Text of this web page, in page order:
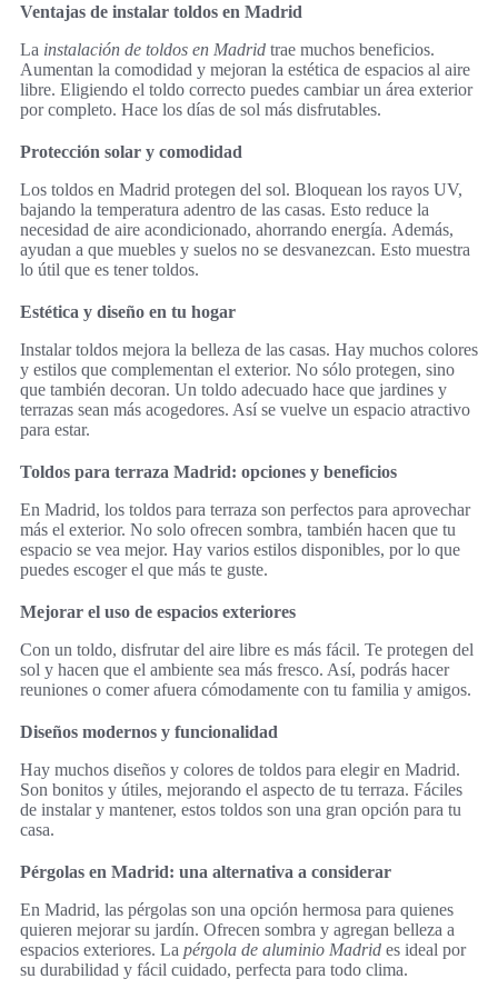
Ventajas de instalar toldos en Madrid
La instalación de toldos en Madrid trae muchos beneficios.
Aumentan la comodidad y mejoran la estética de espacios al aire
libre. Eligiendo el toldo correcto puedes cambiar un área exterior
por completo. Hace los días de sol más disfrutables.
Protección solar y comodidad
Los toldos en Madrid protegen del sol. Bloquean los rayos UV,
bajando la temperatura adentro de las casas. Esto reduce la
necesidad de aire acondicionado, ahorrando energía. Además,
ayudan a que muebles y suelos no se desvanezcan. Esto muestra
lo útil que es tener toldos.
Estética y diseño en tu hogar
Instalar toldos mejora la belleza de las casas. Hay muchos colores
y estilos que complementan el exterior. No sólo protegen, sino
que también decoran. Un toldo adecuado hace que jardines y
terrazas sean más acogedores. Así se vuelve un espacio atractivo
para estar.
Toldos para terraza Madrid: opciones y beneficios
En Madrid, los toldos para terraza son perfectos para aprovechar
más el exterior. No solo ofrecen sombra, también hacen que tu
espacio se vea mejor. Hay varios estilos disponibles, por lo que
puedes escoger el que más te guste.
Mejorar el uso de espacios exteriores
Con un toldo, disfrutar del aire libre es más fácil. Te protegen del
sol y hacen que el ambiente sea más fresco. Así, podrás hacer
reuniones o comer afuera cómodamente con tu familia y amigos.
Diseños modernos y funcionalidad
Hay muchos diseños y colores de toldos para elegir en Madrid.
Son bonitos y útiles, mejorando el aspecto de tu terraza. Fáciles
de instalar y mantener, estos toldos son una gran opción para tu
casa.
Pérgolas en Madrid: una alternativa a considerar
En Madrid, las pérgolas son una opción hermosa para quienes
quieren mejorar su jardín. Ofrecen sombra y agregan belleza a
espacios exteriores. La pérgola de aluminio Madrid es ideal por
su durabilidad y fácil cuidado, perfecta para todo clima.